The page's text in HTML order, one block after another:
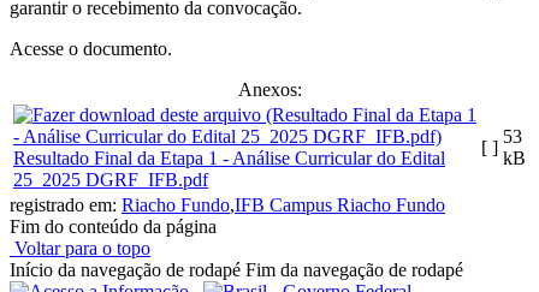
garantir o recebimento da convocação.
Acesse o documento.
Anexos:
Resultado Final da Etapa 1 - Análise Curricular do Edital
25_2025 DGRF_IFB.pdf
[ ]
53
kB
registrado em: Riacho Fundo,IFB Campus Riacho Fundo
Fim do conteúdo da página
Voltar para o topo
Início da navegação de rodapé Fim da navegação de rodapé